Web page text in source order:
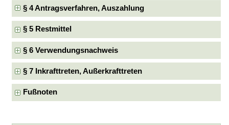
§ 4 Antragsverfahren, Auszahlung
§ 5 Restmittel
§ 6 Verwendungsnachweis
§ 7 Inkrafttreten, Außerkrafttreten
Fußnoten